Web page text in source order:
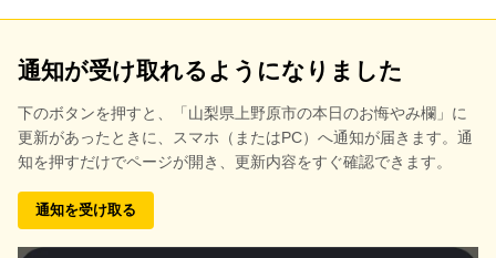
通知が受け取れるようになりました
下のボタンを押すと、
「山梨県上野原市の本日のお悔やみ欄」に
更新があったときに、スマホ（またはPC）へ通知が届きます。通
知を押すだけでページが開き、更新内容をすぐ確認できます。
通知を受け取る